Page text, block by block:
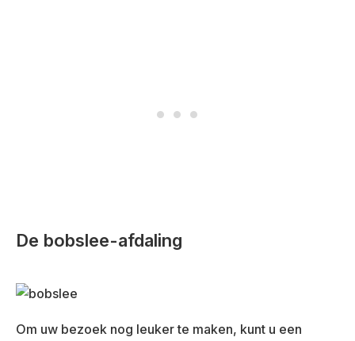
De bobslee-afdaling
Om uw bezoek nog leuker te maken, kunt u een